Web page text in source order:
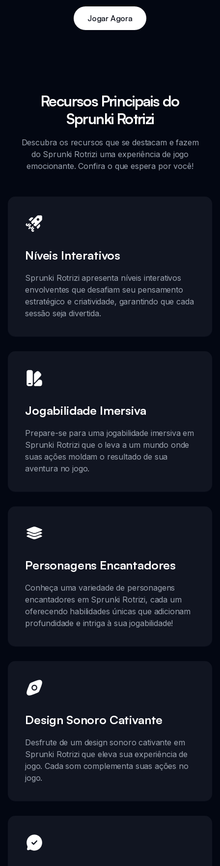
Jogar Agora
Recursos Principais do
Sprunki Rotrizi
Descubra os recursos que se destacam e fazem
do Sprunki Rotrizi uma experiência de jogo
emocionante. Confira o que espera por você!
Níveis Interativos
Sprunki Rotrizi apresenta níveis interativos
envolventes que desafiam seu pensamento
estratégico e criatividade, garantindo que cada
sessão seja divertida.
Jogabilidade Imersiva
Prepare-se para uma jogabilidade imersiva em
Sprunki Rotrizi que o leva a um mundo onde
suas ações moldam o resultado de sua
aventura no jogo.
Personagens Encantadores
Conheça uma variedade de personagens
encantadores em Sprunki Rotrizi, cada um
oferecendo habilidades únicas que adicionam
profundidade e intriga à sua jogabilidade!
Design Sonoro Cativante
Desfrute de um design sonoro cativante em
Sprunki Rotrizi que eleva sua experiência de
jogo. Cada som complementa suas ações no
jogo.